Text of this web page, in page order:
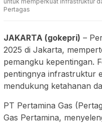
Pertagas
JAKARTA (gokepri) –
2025 di Jakarta,
pemangku kepentingan.
pentingnya infrastruktur
mendukung ketahanan
PT Pertamina Gas
Gas Pertamina,